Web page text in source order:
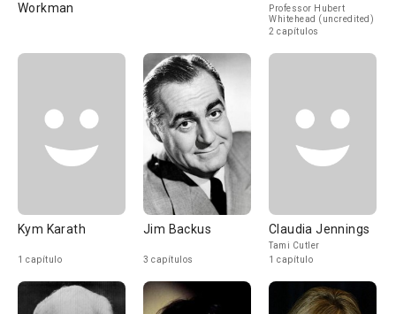
Workman
Professor Hubert
Whitehead (uncredited)
2 capítulos
Kym Karath
1 capítulo
Jim Backus
3 capítulos
Claudia Jennings
Tami Cutler
1 capítulo